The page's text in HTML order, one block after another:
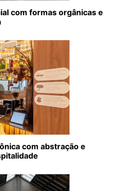
com formas orgânicas e
com abstração e